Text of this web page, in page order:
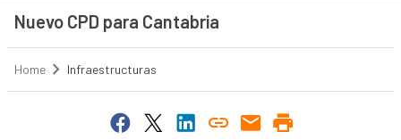
Nuevo CPD para Cantabria
Home Infraestructuras